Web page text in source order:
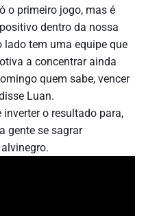
o primeiro jogo, mas é
dentro da nossa
tem uma equipe que
a concentrar ainda
quem sabe, vencer
Luan.
inverter o resultado para,
gente se sagrar